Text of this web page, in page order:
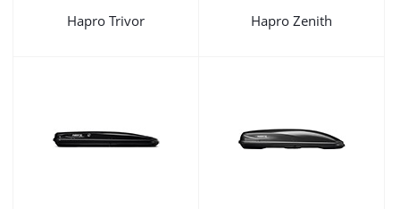
Hapro Trivor Hapro Zenith